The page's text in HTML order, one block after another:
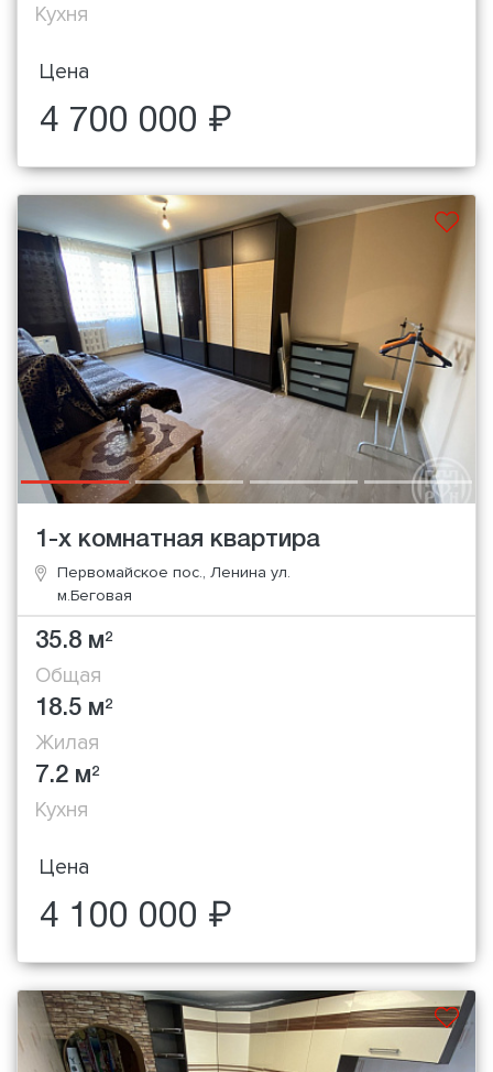
Кухня
Цена
4 700 000 ₽
1-х комнатная квартира
Первомайское пос., Ленина ул.
м.Беговая
35.8 м2
Общая
18.5 м2
Жилая
7.2 м2
Кухня
Цена
4 100 000 ₽